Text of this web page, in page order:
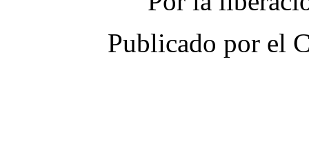
Publicado por el